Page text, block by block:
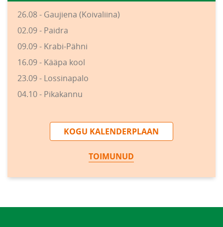
26.08 - Gaujiena (Koivaliina)
02.09 - Paidra
09.09 - Krabi-Pähni
16.09 - Kääpa kool
23.09 - Lossinapalo
04.10 - Pikakannu
KOGU KALENDERPLAAN
TOIMUNUD